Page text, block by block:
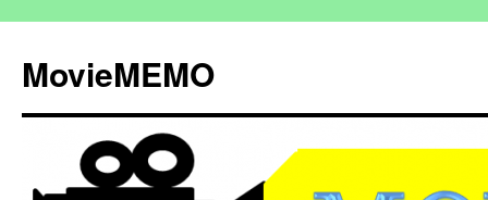
テ
ン
ッ
MovieMEMO